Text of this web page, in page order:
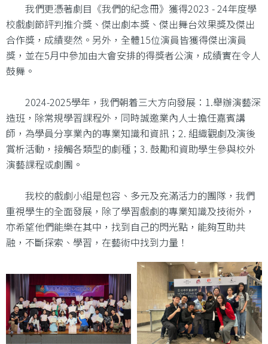
我們更憑著劇目《我們的紀念冊》獲得2023 - 24年度學
校戲劇節評判推介獎、傑出劇本獎、傑出舞台效果獎及傑出
合作獎，成績斐然。另外，全體15位演員皆獲得傑出演員
獎，並在5月中參加由大會安排的得獎者公演，成績實在令人
鼓舞。
2024-2025學年，我們朝着三大方向發展：1.舉辦演藝深
造班，除常規學習課程外，同時誠邀業內人士擔任嘉賓講
師，為學員分享業內的專業知識和資訊；2. 組織觀劇及演後
賞析活動，接觸各類型的劇種；3. 鼓勵和資助學生參與校外
演藝課程或劇團。
我校的戲劇小組是包容、多元及充滿活力的團隊，我們
重視學生的全面發展，除了學習戲劇的專業知識及技術外，
亦希望他們能樂在其中，找到自己的閃光點，能夠互助共
融，不斷探索、學習，在藝術中找到力量！